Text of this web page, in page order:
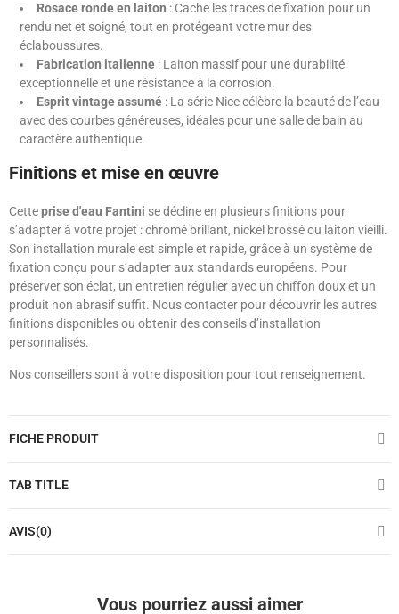
Rosace ronde en laiton : Cache les traces de fixation pour un
rendu net et soigné, tout en protégeant votre mur des
éclaboussures.
Fabrication italienne : Laiton massif pour une durabilité
exceptionnelle et une résistance à la corrosion.
Esprit vintage assumé : La série Nice célèbre la beauté de l’eau
avec des courbes généreuses, idéales pour une salle de bain au
caractère authentique.
Finitions et mise en œuvre
Cetteprise d'eau Fantini se décline en plusieurs finitions pour
s’adapter à votre projet : chromé brillant, nickel brossé ou laiton vieilli.
Son installation murale est simple et rapide, grâce à un système de
fixation conçu pour s’adapter aux standards européens. Pour
préserver son éclat, un entretien régulier avec un chiffon doux et un
produit non abrasif suffit. Nous contacter pour découvrir les autres
finitions disponibles ou obtenir des conseils d’installation
personnalisés.
Nos conseillers sont à votre disposition pour tout renseignement.
FICHE PRODUIT
TAB TITLE
AVIS(0)
Vous pourriez aussi aimer